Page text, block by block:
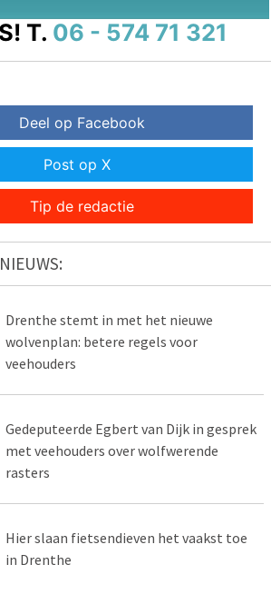
T. 06 - 574 71 321
Deel op Facebook
Post op X
Tip de redactie
Drenthe stemt in met het nieuwe
wolvenplan: betere regels voor
veehouders
Gedeputeerde Egbert van Dijk in gesprek
met veehouders over wolfwerende
rasters
Hier slaan fietsendieven het vaakst toe
in Drenthe